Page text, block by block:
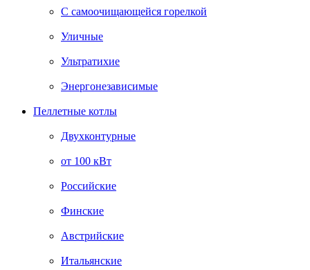
С самоочищающейся горелкой
Уличные
Ультратихие
Энергонезависимые
Пеллетные котлы
Двухконтурные
от 100 кВт
Российские
Финские
Австрийские
Итальянские